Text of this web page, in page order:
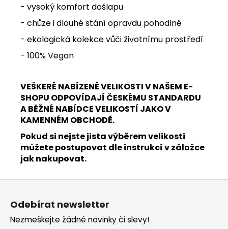
- vysoký komfort došlapu
- chůze i dlouhé stání opravdu pohodlné
- ekologická kolekce vůči životnímu prostředí
- 100% Vegan
VEŠKERÉ NABÍZENÉ VELIKOSTI V NAŠEM E-
SHOPU ODPOVÍDAJÍ ČESKÉMU STANDARDU
A BĚŽNÉ NABÍDCE VELIKOSTÍ JAKO V
KAMENNÉM OBCHODĚ.
Pokud si nejste jista výběrem velikosti
můžete postupovat dle instrukcí v záložce
jak nakupovat.
Z
Odebírat newsletter
Nezmeškejte žádné novinky či slevy!